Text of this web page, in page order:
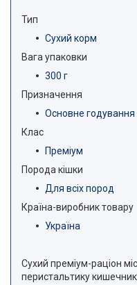
Тип
Сухий корм
Вага упаковки
300 г
Призначення
Основне годування
Клас
Преміум
Порода кішки
Для всіх пород
Країна-виробник товару
Україна
Сухий преміум-раціон
перистальтику